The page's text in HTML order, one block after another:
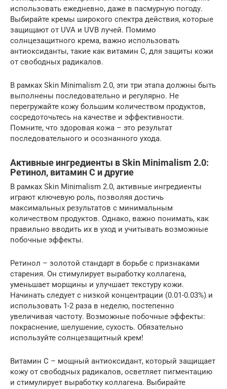
использовать ежедневно, даже в пасмурную погоду.
Выбирайте кремы широкого спектра действия, которые
защищают от UVA и UVB лучей. Помимо
солнцезащитного крема, важно использовать
антиоксиданты, такие как витамин C, для защиты кожи
от свободных радикалов.
В рамках Skin Minimalism 2.0, эти три этапа должны быть
выполнены последовательно и регулярно. Не
перегружайте кожу большим количеством продуктов,
сосредоточьтесь на качестве и эффективности.
Помните, что здоровая кожа – это результат
последовательного и осознанного ухода.
Активные ингредиенты в Skin Minimalism 2.0:
Ретинол, витамин C и другие
В рамках Skin Minimalism 2.0, активные ингредиенты
играют ключевую роль, позволяя достичь
максимальных результатов с минимальным
количеством продуктов. Однако, важно понимать, как
правильно вводить их в уход и учитывать возможные
побочные эффекты.
Ретинол – золотой стандарт в борьбе с признаками
старения. Он стимулирует выработку коллагена,
уменьшает морщины и улучшает текстуру кожи.
Начинать следует с низкой концентрации (0.01-0.03%) и
использовать 1-2 раза в неделю, постепенно
увеличивая частоту. Возможные побочные эффекты:
покраснение, шелушение, сухость. Обязательно
используйте солнцезащитный крем!
Витамин C – мощный антиоксидант, который защищает
кожу от свободных радикалов, осветляет пигментацию
и стимулирует выработку коллагена. Выбирайте